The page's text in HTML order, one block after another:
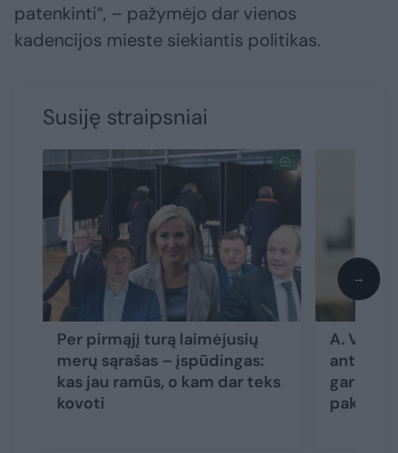
patenkinti“, – pažymėjo dar vienos
kadencijos mieste siekiantis politikas.
Susiję straipsniai
Per pirmąjį turą laimėjusių
merų sąrašas – įspūdingas:
kas jau ramūs, o kam dar teks
kovoti
A.
antrojo
garbė
pakliūsiu
→